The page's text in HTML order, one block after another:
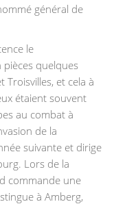
général de
le
pièces quelques
Troisvilles, et cela à
étaient souvent
au combat à
de la
suivante et dirige
Lors de la
commande une
à Amberg,